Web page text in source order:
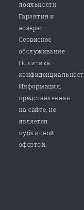
лояльности
Гарантия и
возврат
Сервисное
обслуживание
Политика
Информация,
представленная
на сайте, не
является
публичной
офертой.